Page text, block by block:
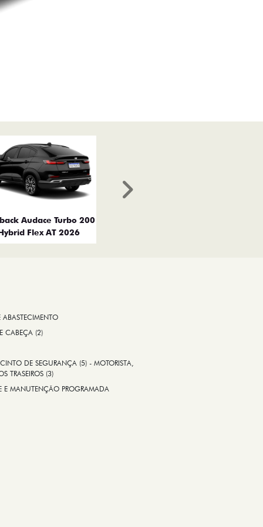
Audace Turbo 200
Flex AT 2026
Próximo
ABASTECIMENTO
CABEÇA (2)
DE SEGURANÇA (5) - MOTORISTA,
TRASEIROS (3)
E MANUTENÇÃO PROGRAMADA